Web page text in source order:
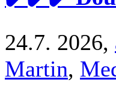
24.7. 2026,
Martin,